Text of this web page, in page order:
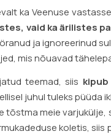
ka Veenuse
vaid ka ärilistes
ja ignoreerinud
mis nõuavad
teemad, siis
juhul tuleks püüda
tõstma meie
koletis,